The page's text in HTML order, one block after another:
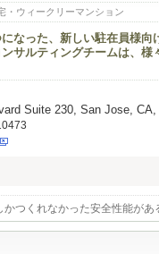
・ウィークリーマンション
なった、新しい駐在員様
サルティングチームは、
Suite 230, San Jose, CA,
かつくれなかった安全性能があ